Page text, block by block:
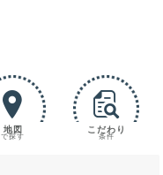
地図
で探す
こだわり
条件